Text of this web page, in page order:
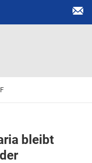
bleibt